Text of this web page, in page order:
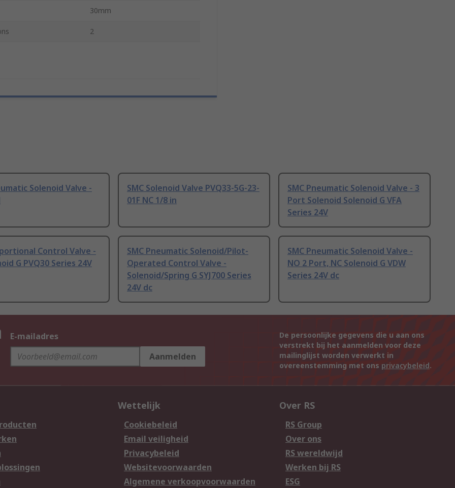
30mm
2
Solenoid Valve -
SMC Solenoid Valve PVQ33-5G-23-
01F NC 1/8 in
SMC Pneumatic Solenoid Valve - 3
Port Solenoid Solenoid G VFA
Series 24V
Control Valve -
G PVQ30 Series 24V
SMC Pneumatic Solenoid/Pilot-
Operated Control Valve -
Solenoid/Spring G SYJ700 Series
24V dc
SMC Pneumatic Solenoid Valve -
NO 2 Port, NC Solenoid G VDW
Series 24V dc
E-mailadres
Aanmelden
De persoonlijke gegevens die u aan ons
verstrekt bij het aanmelden voor deze
mailinglijst worden verwerkt in
overeenstemming met ons privacybeleid.
Wettelijk
Cookiebeleid
Email veiligheid
Privacybeleid
Websitevoorwaarden
Algemene verkoopvoorwaarden
Over RS
RS Group
Over ons
RS wereldwijd
Werken bij RS
ESG